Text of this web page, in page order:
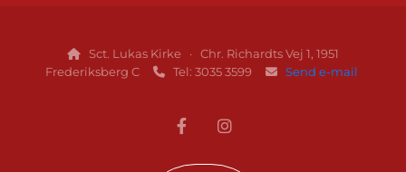

Sct. Lukas Kirke · Chr. Richardts Vej 1, 1951
Frederiksberg C
 Tel: 3035 3599  Send e-mail